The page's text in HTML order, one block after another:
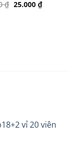
₫ Giá
gốc
25.000 ₫Giá
hiện
vỉ 20 viên